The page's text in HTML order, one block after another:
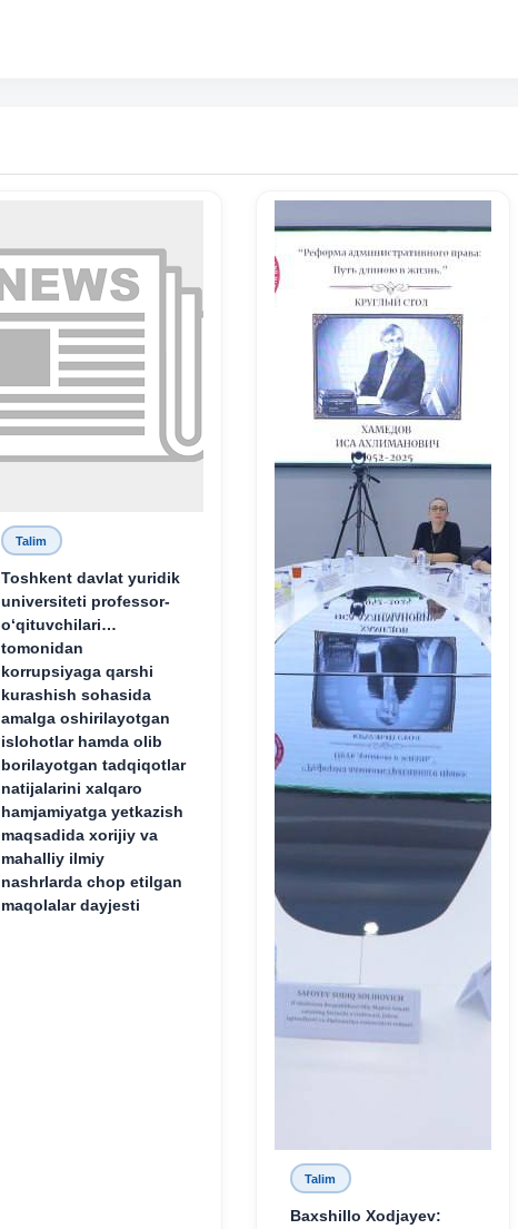
Talim
Toshkent davlat yuridik
universiteti professor-
o‘qituvchilari
tomonidan
korrupsiyaga qarshi
kurashish sohasida
amalga oshirilayotgan
islohotlar hamda olib
borilayotgan tadqiqotlar
natijalarini xalqaro
hamjamiyatga yetkazish
maqsadida xorijiy va
mahalliy ilmiy
nashrlarda chop etilgan
maqolalar dayjesti
Talim
Baxshillo Xodjayev: